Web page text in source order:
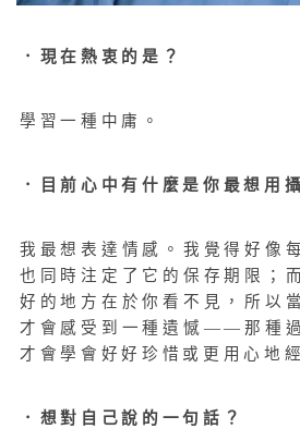
．現在熱衷的是？
學習一種中庸。
．目前心中有什麼是你最想用
我最想表達情感。我覺得好像
也同時注定了它的保存期限；
好的地方在於你看不見，所以
才會感受到一種遺憾——那種
才會學會好好珍惜或更用心地
．想對自己說的一句話？